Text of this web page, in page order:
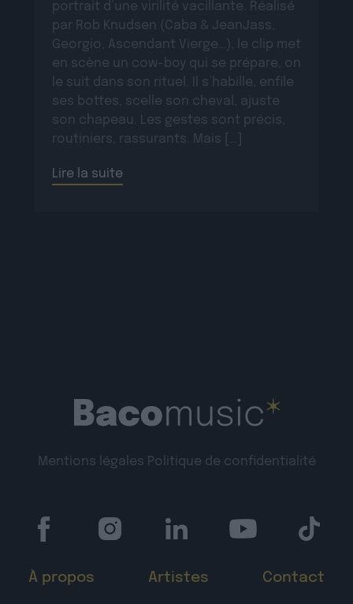
portrait d’une virilité vacillante. Réalisé
par Rob Knudsen (Caba & JeanJass,
Georgio, Ascendant Vierge…), le clip met
en scène un cow-boy qui se prépare, on
le suit dans son rituel. Il s’habille, enfile
ses bottes, scelle son cheval, ajuste
son chapeau. Les gestes sont précis,
routiniers, rassurants. Mais […]
Lire la suite
Mentions légales Politique de confidentialité
À propos Artistes Contact